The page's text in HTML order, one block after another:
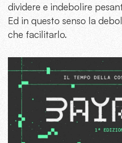
dividere e indebolire
Ed in questo senso la
che facilitarlo.